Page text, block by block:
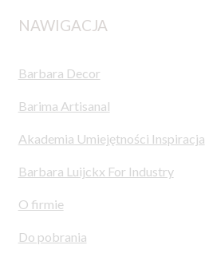
NAWIGACJA
Barbara Decor
Barima Artisanal
Akademia Umiejętności Inspiracja
Barbara Luijckx For Industry
O firmie
Do pobrania